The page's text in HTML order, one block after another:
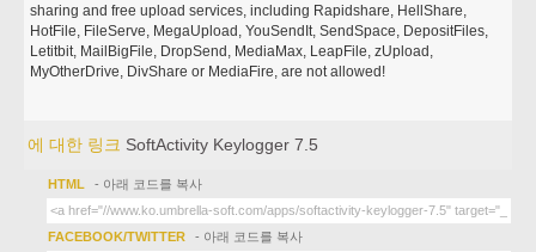
sharing and free upload services, including Rapidshare, HellShare,
HotFile, FileServe, MegaUpload, YouSendIt, SendSpace, DepositFiles,
Letitbit, MailBigFile, DropSend, MediaMax, LeapFile, zUpload,
MyOtherDrive, DivShare or MediaFire, are not allowed!
에 대한 링크 SoftActivity Keylogger 7.5
HTML - 아래 코드를 복사
FACEBOOK/TWITTER - 아래 코드를 복사